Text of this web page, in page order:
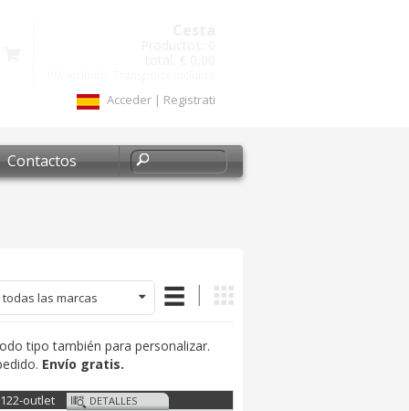
Acceder | Registrati
Contactos
todas las marcas
tipo también para personalizar.
Envío gratis.
outlet DETALLES